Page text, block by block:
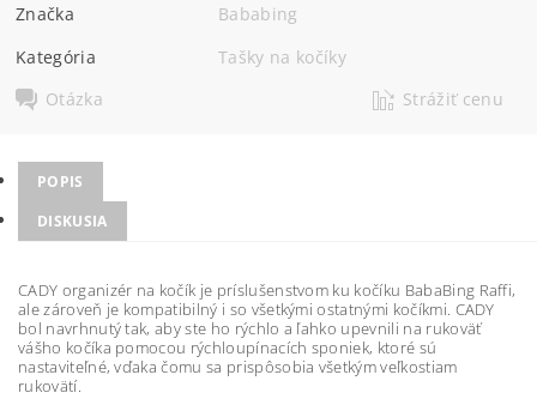
Značka
Bababing
Kategória
Tašky na kočíky
Otázka
Strážiť cenu
POPIS
DISKUSIA
CADY organizér na kočík je príslušenstvom ku kočíku BabaBing Raffi,
ale zároveň je kompatibilný i so všetkými ostatnými kočíkmi. CADY
bol navrhnutý tak, aby ste ho rýchlo a ľahko upevnili na rukoväť
vášho kočíka pomocou rýchloupínacích sponiek, ktoré sú
nastaviteľné, vďaka čomu sa prispôsobia všetkým veľkostiam
rukovätí.